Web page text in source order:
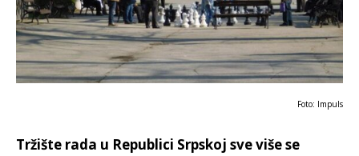
Foto: Impuls
Tržište rada u Republici Srpskoj sve više se